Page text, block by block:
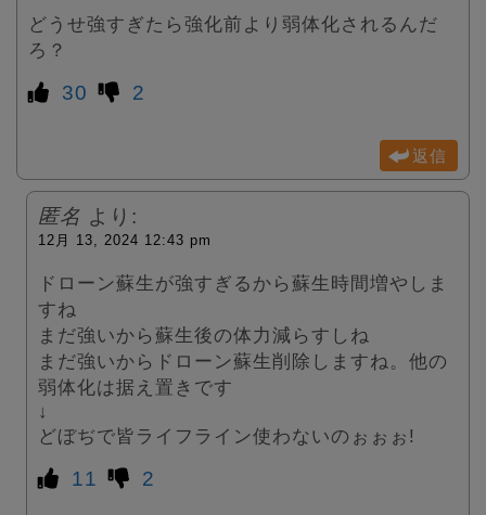
どうせ強すぎたら強化前より弱体化されるんだ
ろ？
30 2
返信
匿名 より:
12月 13, 2024 12:43 pm
ドローン蘇生が強すぎるから蘇生時間増やしま
すね
まだ強いから蘇生後の体力減らすしね
まだ強いからドローン蘇生削除しますね。他の
弱体化は据え置きです
↓
どぼぢで皆ライフライン使わないのぉぉぉ!
11 2